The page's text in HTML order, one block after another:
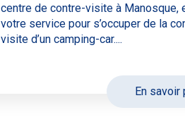
centre de contre-visite à Manosque,
votre service pour s’occuper de la
visite d’un camping-car....
En savoir